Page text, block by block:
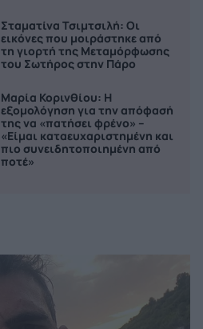
Σταματίνα Τσιμτσιλή: Οι
εικόνες που μοιράστηκε από
τη γιορτή της Μεταμόρφωσης
του Σωτήρος στην Πάρο
Μαρία Κορινθίου: Η
εξομολόγηση για την απόφασή
της να «πατήσει φρένο» –
«Είμαι καταευχαριστημένη και
πιο συνειδητοποιημένη από
ποτέ»